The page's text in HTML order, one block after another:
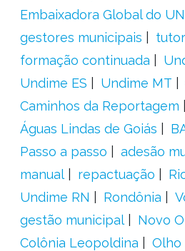
Embaixadora Global do
gestores municipais
formação continuada
Undime ES
Undime MT
Caminhos da Reportagem
Águas Lindas de Goiás
Passo a passo
adesão
manual
repactuação
Undime RN
Rondônia
gestão municipal
Novo
Colônia Leopoldina
Olho